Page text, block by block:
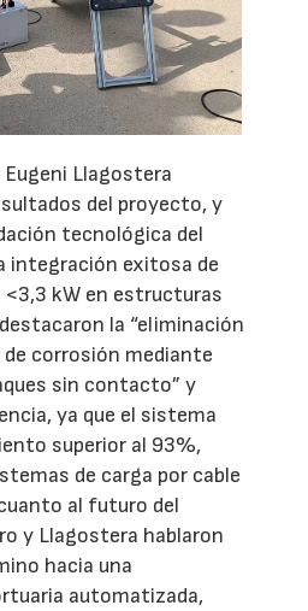
Llagostera
del proyecto, y
tecnológica del
integración exitosa de
kW en estructuras
la “eliminación
corrosión mediante
sin contacto” y
ya que el sistema
superior al 93%,
de carga por cable
al futuro del
y Llagostera hablaron
hacia una
automatizada,